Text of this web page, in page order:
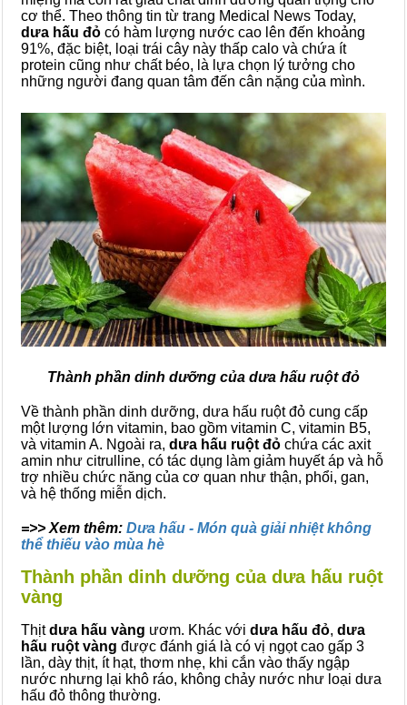
cơ thể. Theo thông tin từ trang Medical News Today,
dưa hấu đỏ có hàm lượng nước cao lên đến khoảng
91%, đặc biệt, loại trái cây này thấp calo và chứa ít
protein cũng như chất béo, là lựa chọn lý tưởng cho
những người đang quan tâm đến cân nặng của mình.
Thành phần dinh dưỡng của dưa hấu ruột đỏ
Về thành phần dinh dưỡng, dưa hấu ruột đỏ cung cấp
một lượng lớn vitamin, bao gồm vitamin C, vitamin B5,
và vitamin A. Ngoài ra, dưa hấu ruột đỏ chứa các axit
amin như citrulline, có tác dụng làm giảm huyết áp và hỗ
trợ nhiều chức năng của cơ quan như thận, phổi, gan,
và hệ thống miễn dịch.
=>> Xem thêm: Dưa hấu - Món quà giải nhiệt không
thể thiếu vào mùa hè
Thành phần dinh dưỡng của dưa hấu ruột
vàng
Thịtdưa hấu vàng ươm. Khác với dưa hấu đỏ, dưa
hấu ruột vàng được đánh giá là có vị ngọt cao gấp 3
lần, dày thịt, ít hạt, thơm nhẹ, khi cắn vào thấy ngập
nước nhưng lại khô ráo, không chảy nước như loại dưa
hấu đỏ thông thường.